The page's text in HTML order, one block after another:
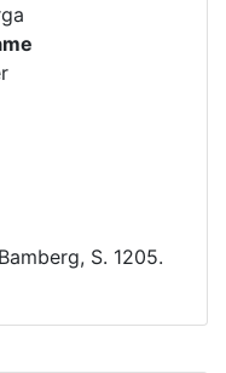
S. 1205.